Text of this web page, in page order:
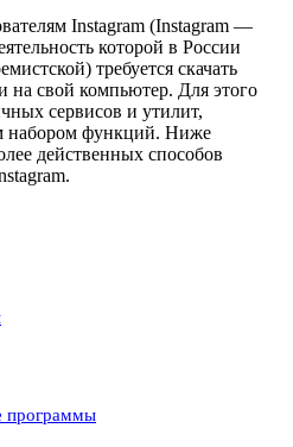
Instagram (Instagram —
которой в России
требуется скачать
на свой компьютер. Для этого
сервисов и утилит,
набором функций. Ниже
действенных способов
программы